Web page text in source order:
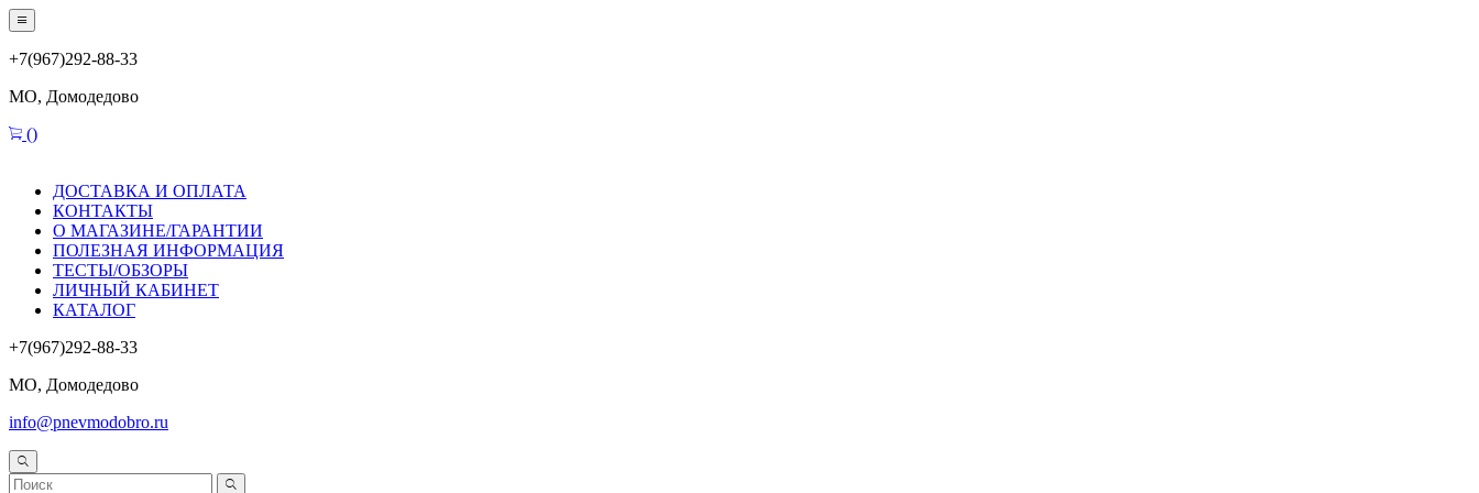
+7(967)292-88-33
МО, Домодедово
()
ДОСТАВКА И ОПЛАТА
КОНТАКТЫ
О МАГАЗИНЕ/ГАРАНТИИ
ПОЛЕЗНАЯ ИНФОРМАЦИЯ
ТЕСТЫ/ОБЗОРЫ
ЛИЧНЫЙ КАБИНЕТ
КАТАЛОГ
+7(967)292-88-33
МО, Домодедово
info@pnevmodobro.ru